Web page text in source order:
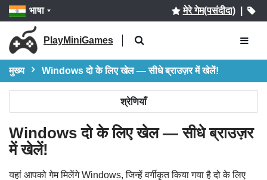
भाषा मेरे गेम(पसंदीदा)|
PlayMiniGames
मुख्य Windows दो के लिए खेल — सीधे ब्राउज़र में खेलें!
श्रेणियाँ
Windows दो के लिए खेल — सीधे ब्राउज़र
में खेलें!
यहां आपको गेम मिलेंगे Windows, जिन्हें वर्गीकृत किया गया है दो के लिए